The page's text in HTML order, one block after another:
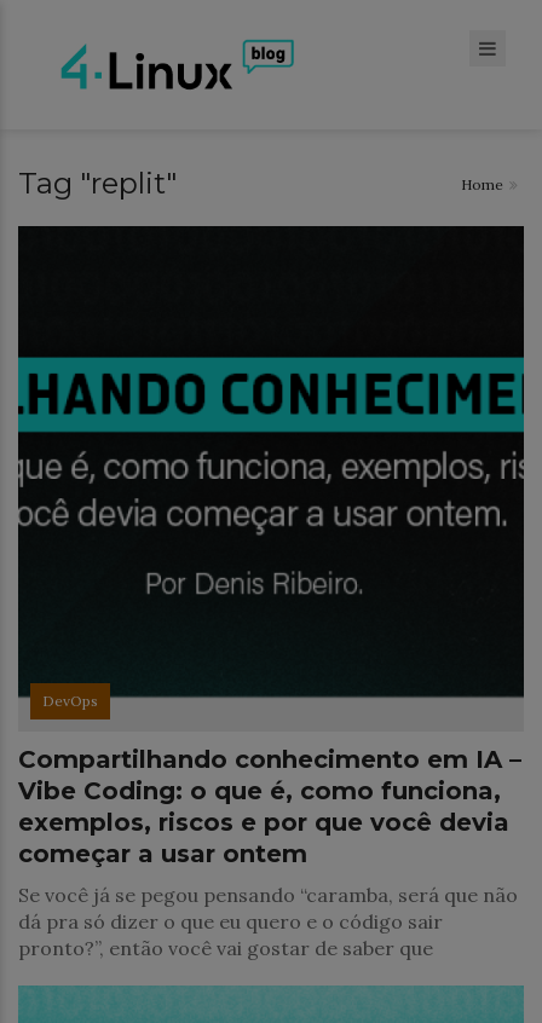
Tag "replit" Home
DevOps
Compartilhando conhecimento em IA –
Vibe Coding: o que é, como funciona,
exemplos, riscos e por que você devia
começar a usar ontem
Se você já se pegou pensando “caramba, será que não
dá pra só dizer o que eu quero e o código sair
pronto?”, então você vai gostar de saber que